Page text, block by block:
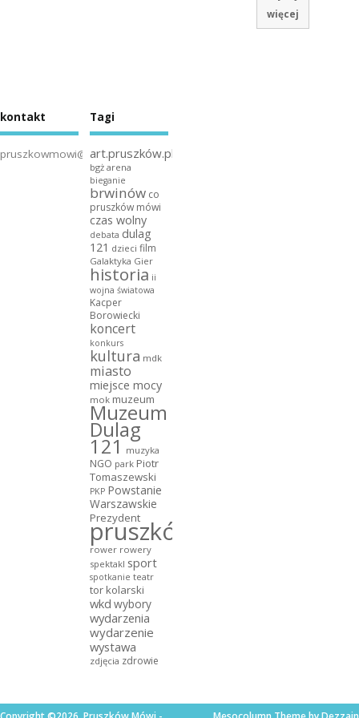
więcej
kontakt
pruszkowmowi@gmail.com
Tagi
art.pruszków.pl
bgż arena
bieganie
brwinów co
pruszków mówi
czas wolny
debata dulag
121 dzieci film
Galaktyka Gier
historia ii
wojna światowa
Kacper
Borowiecki
koncert
konkurs
kultura mdk
miasto
miejsce mocy
mok muzeum
Muzeum
Dulag
121 muzyka
NGO park Piotr
Tomaszewski
PKP Powstanie
Warszawskie
Prezydent
pruszków
rower rowery
spektakl sport
spotkanie teatr
tor kolarski
wkd wybory
wydarzenia
wydarzenie
wystawa
zdjęcia zdrowie